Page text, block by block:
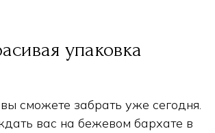
упаковка
сможете забрать уже сегодня.
вас на бежевом бархате в